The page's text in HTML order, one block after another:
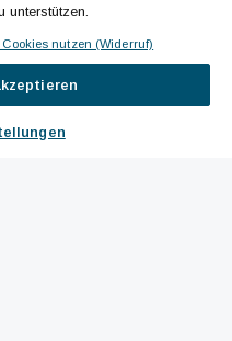
unterstützen.
nutzen (Widerruf)